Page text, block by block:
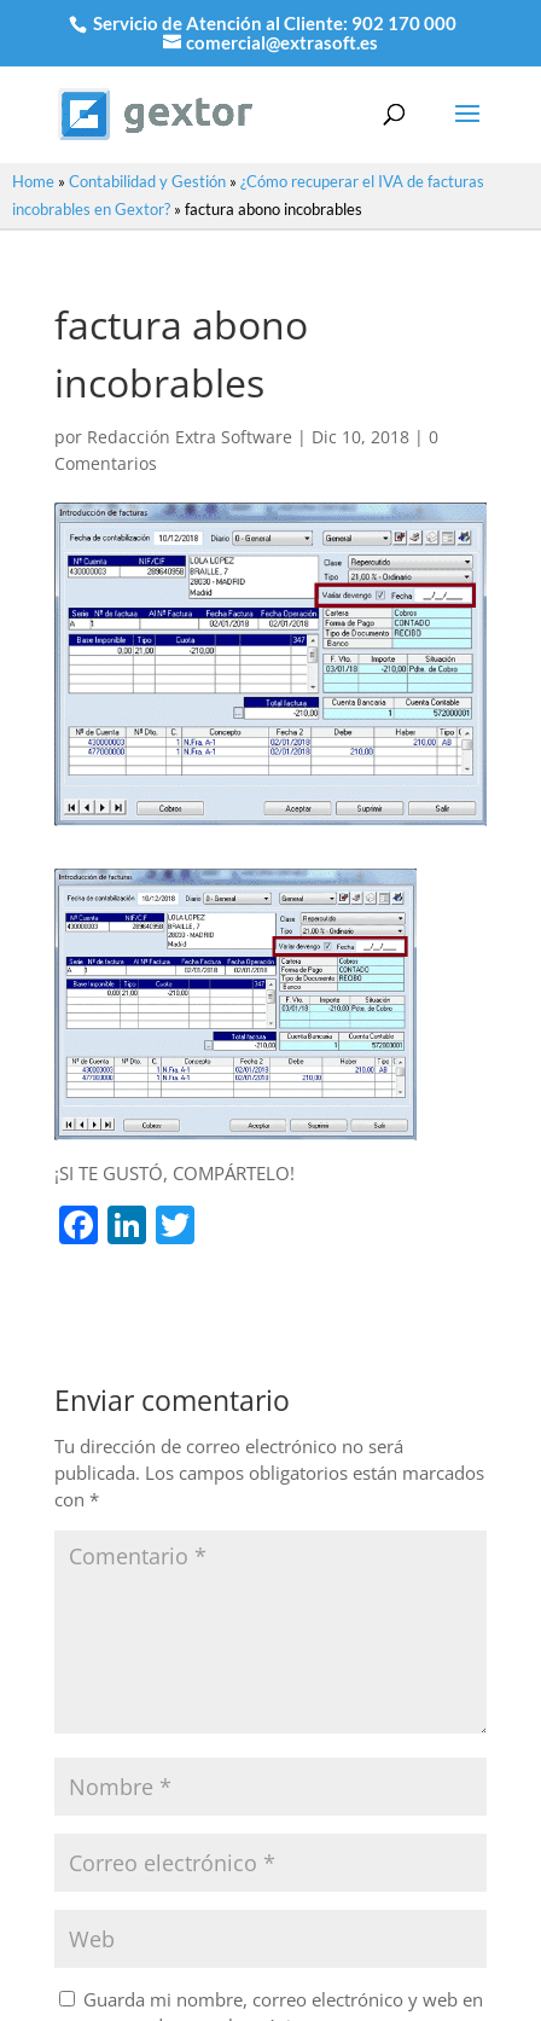
Servicio de Atención al Cliente: 902 170 000
comercial@extrasoft.es
Home » Contabilidad y Gestión » ¿Cómo recuperar el IVA de facturas
incobrables en Gextor? » factura abono incobrables
factura abono
incobrables
por Redacción Extra Software | Dic 10, 2018| 0
Comentarios
¡SI TE GUSTÓ, COMPÁRTELO!
F
b
o
o
k
Li
n
T
Enviar comentario
Tu dirección de correo electrónico no será
publicada. Los campos obligatorios están marcados
con *
Guarda mi nombre, correo electrónico y web en